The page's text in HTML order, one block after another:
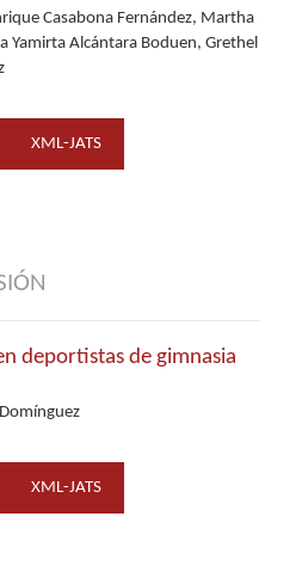
Casabona Fernández, Martha
Yamirta Alcántara Boduen, Grethel
XML-JATS
deportistas de gimnasia
XML-JATS